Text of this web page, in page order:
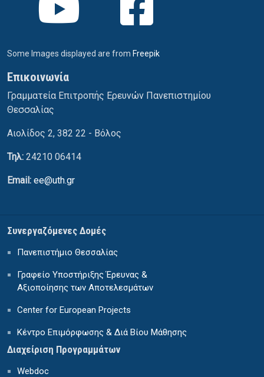
Some Images displayed are from Freepik
Επικοινωνία
Γραμματεία Επιτροπής Ερευνών Πανεπιστημίου
Θεσσαλίας
Αιολίδος 2, 382 22 - Βόλος
Τηλ: 24210 06414
Email: ee@uth.gr
Συνεργαζόμενες Δομές
Πανεπιστήμιο Θεσσαλίας
Γραφείο Υποστήριξης Έρευνας &
Αξιοποίησης των Αποτελεσμάτων
Center for European Projects
Κέντρο Επιμόρφωσης & Διά Βίου Μάθησης
Διαχείριση Προγραμμάτων
Webdoc